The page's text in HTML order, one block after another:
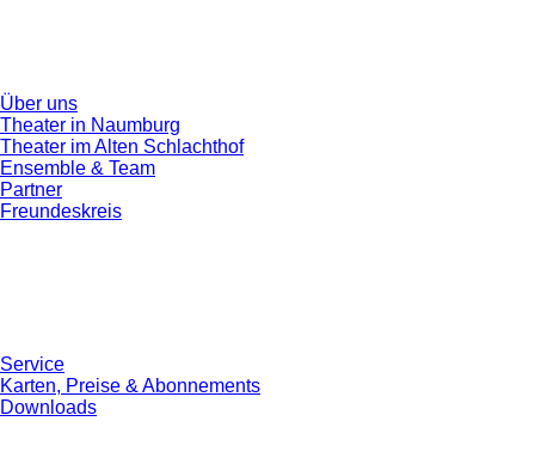
Über uns
Theater in Naumburg
Theater im Alten Schlachthof
Ensemble & Team
Partner
Freundeskreis
Service
Karten, Preise & Abonnements
Downloads